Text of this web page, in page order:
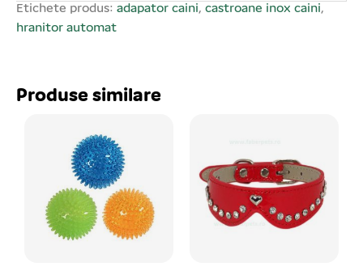
Etichete produs: adapator caini, castroane inox caini,
hranitor automat
Produse similare